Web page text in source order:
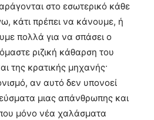
στο εσωτερικό κάθε
κάτι πρέπει να κάνουμε, ή
πολλά για να σπάσει ο
ριζική κάθαρση του
της κρατικής μηχανής·
αν αυτό δεν υπονοεί
μιας απάνθρωπης και
μόνο νέα χαλάσματα